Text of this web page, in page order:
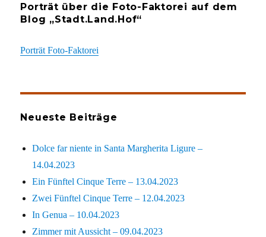
Porträt über die Foto-Faktorei auf dem
Blog „Stadt.Land.Hof“
Porträt Foto-Faktorei
Neueste Beiträge
Dolce far niente in Santa Margherita Ligure –
14.04.2023
Ein Fünftel Cinque Terre – 13.04.2023
Zwei Fünftel Cinque Terre – 12.04.2023
In Genua – 10.04.2023
Zimmer mit Aussicht – 09.04.2023